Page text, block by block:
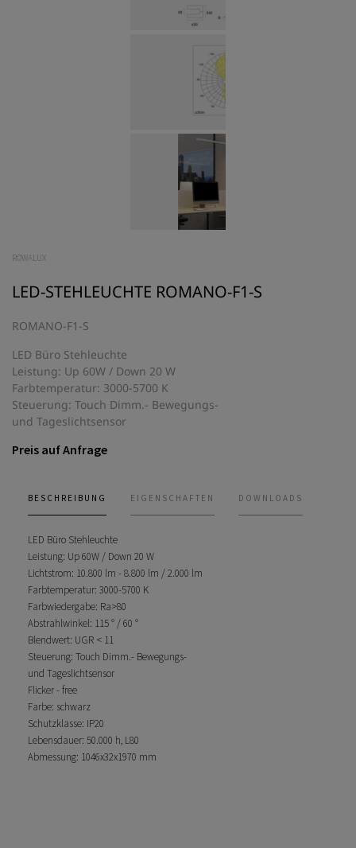
ROWALUX
LED-STEHLEUCHTE ROMANO-F1-S
ROMANO-F1-S
LED Büro Stehleuchte
Leistung: Up 60W / Down 20 W
Farbtemperatur: 3000-5700 K
Steuerung: Touch Dimm.- Bewegungs-
und Tageslichtsensor
Preis auf Anfrage
BESCHREIBUNG EIGENSCHAFTEN DOWNLOADS
LED Büro Stehleuchte
Leistung: Up 60W / Down 20 W
Lichtstrom: 10.800 lm - 8.800 lm / 2.000 lm
Farbtemperatur: 3000-5700 K
Farbwiedergabe: Ra>80
Abstrahlwinkel: 115 ° / 60 °
Blendwert: UGR < 11
Steuerung: Touch Dimm.- Bewegungs-
und Tageslichtsensor
Flicker - free
Farbe: schwarz
Schutzklasse: IP20
Lebensdauer: 50.000 h, L80
Abmessung: 1046x32x1970 mm